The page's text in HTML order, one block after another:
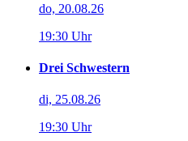
do, 20.08.26
19:30 Uhr
Drei Schwestern
di, 25.08.26
19:30 Uhr